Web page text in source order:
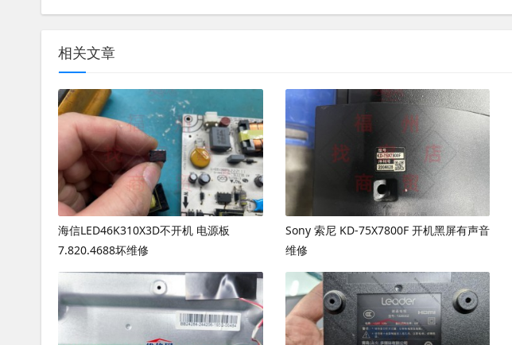
相关文章
海信LED46K310X3D不开机 电源板
7.820.4688坏维修
Sony 索尼 KD-75X7800F 开机黑屏有声音
维修